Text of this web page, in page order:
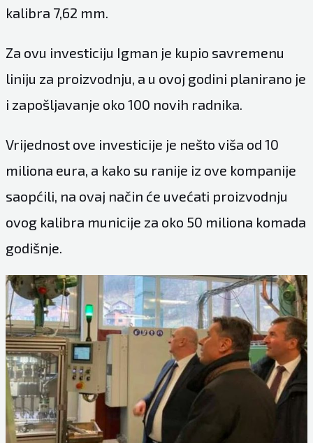
kalibra 7,62 mm.
Za ovu investiciju Igman je kupio savremenu
liniju za proizvodnju, a u ovoj godini planirano je
i zapošljavanje oko 100 novih radnika.
Vrijednost ove investicije je nešto viša od 10
miliona eura, a kako su ranije iz ove kompanije
saopćili, na ovaj način će uvećati proizvodnju
ovog kalibra municije za oko 50 miliona komada
godišnje.